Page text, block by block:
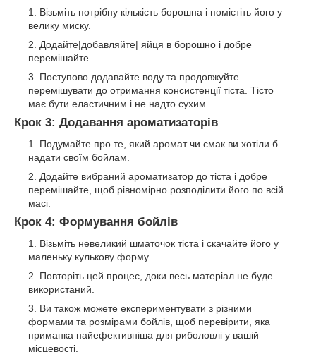
Візьміть потрібну кількість борошна і помістіть його у
велику миску.
Додайте|добавляйте| яйця в борошно і добре
перемішайте.
Поступово додавайте воду та продовжуйте
перемішувати до отримання консистенції тіста. Тісто
має бути еластичним і не надто сухим.
Крок 3: Додавання ароматизаторів
Подумайте про те, який аромат чи смак ви хотіли б
надати своїм бойлам.
Додайте вибраний ароматизатор до тіста і добре
перемішайте, щоб рівномірно розподілити його по всій
масі.
Крок 4: Формування бойлів
Візьміть невеликий шматочок тіста і скачайте його у
маленьку кулькову форму.
Повторіть цей процес, доки весь матеріал не буде
використаний.
Ви також можете експериментувати з різними
формами та розмірами бойлів, щоб перевірити, яка
приманка найефективніша для риболовлі у вашій
місцевості.